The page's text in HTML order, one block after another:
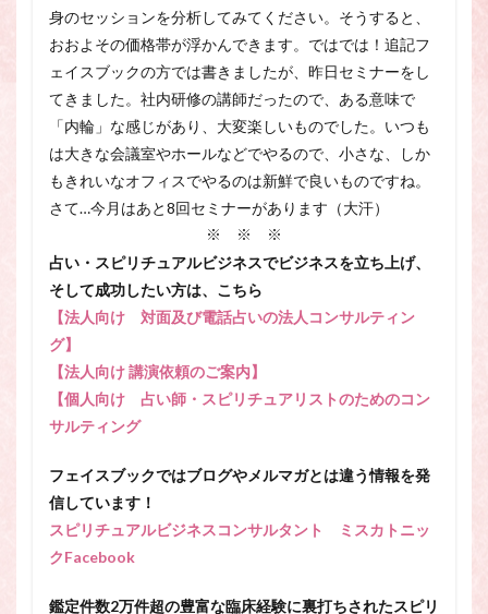
身のセッションを分析してみてください。そうすると、
おおよその価格帯が浮かんできます。ではでは！追記フ
ェイスブックの方では書きましたが、昨日セミナーをし
てきました。社内研修の講師だったので、ある意味で
「内輪」な感じがあり、大変楽しいものでした。いつも
は大きな会議室やホールなどでやるので、小さな、しか
もきれいなオフィスでやるのは新鮮で良いものですね。
さて…今月はあと8回セミナーがあります（大汗）
※ ※ ※
占い・スピリチュアルビジネスでビジネスを立ち上げ、
そして成功したい方は、こちら
【法人向け 対面及び電話占いの法人コンサルティン
グ】
【法人向け 講演依頼のご案内】
【個人向け 占い師・スピリチュアリストのためのコン
サルティング
フェイスブックではブログやメルマガとは違う情報を発
信しています！
スピリチュアルビジネスコンサルタント ミスカトニッ
クFacebook
鑑定件数2万件超の豊富な臨床経験に裏打ちされたスピリ